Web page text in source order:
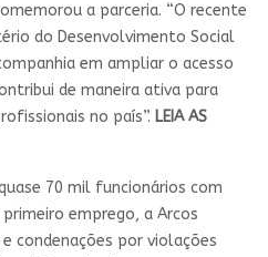
a parceria. “O recente
do Desenvolvimento Social
em ampliar o acesso
de maneira ativa para
no país”. LEIA AS
70 mil funcionários com
emprego, a Arcos
condenações por violações